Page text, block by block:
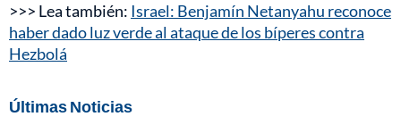
>>> Lea también: Israel: Benjamín Netanyahu reconoce
haber dado luz verde al ataque de los bíperes contra
Hezbolá
Últimas Noticias